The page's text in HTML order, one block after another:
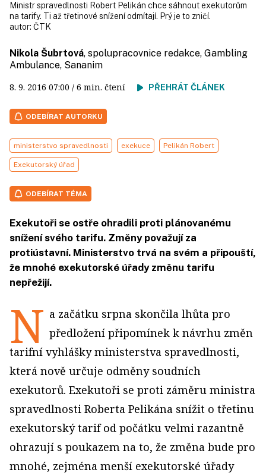
Ministr spravedlnosti Robert Pelikán chce sáhnout exekutorům
na tarify. Ti až třetinové snížení odmítají. Prý je to zničí.
autor: ČTK
Nikola Šubrtová, spolupracovnice redakce, Gambling
Ambulance, Sananim
8. 9. 2016 07:00 / 6 min. čtení PŘEHRÁT ČLÁNEK
ODEBÍRAT AUTORKU
ministerstvo spravedlnosti exekuce Pelikán Robert
Exekutorský úřad
ODEBÍRAT TÉMA
Exekutoři se ostře ohradili proti plánovanému
snížení svého tarifu. Změny považují za
protiústavní. Ministerstvo trvá na svém a připouští,
že mnohé exekutorské úřady změnu tarifu
nepřežijí.
N a začátku srpna skončila lhůta pro
předložení připomínek k návrhu změn
tarifní vyhlášky ministerstva spravedlnosti,
která nově určuje odměny soudních
exekutorů. Exekutoři se proti záměru ministra
spravedlnosti Roberta Pelikána snížit o třetinu
exekutorský tarif od počátku velmi razantně
ohrazují s poukazem na to, že změna bude pro
mnohé, zejména menší exekutorské úřady